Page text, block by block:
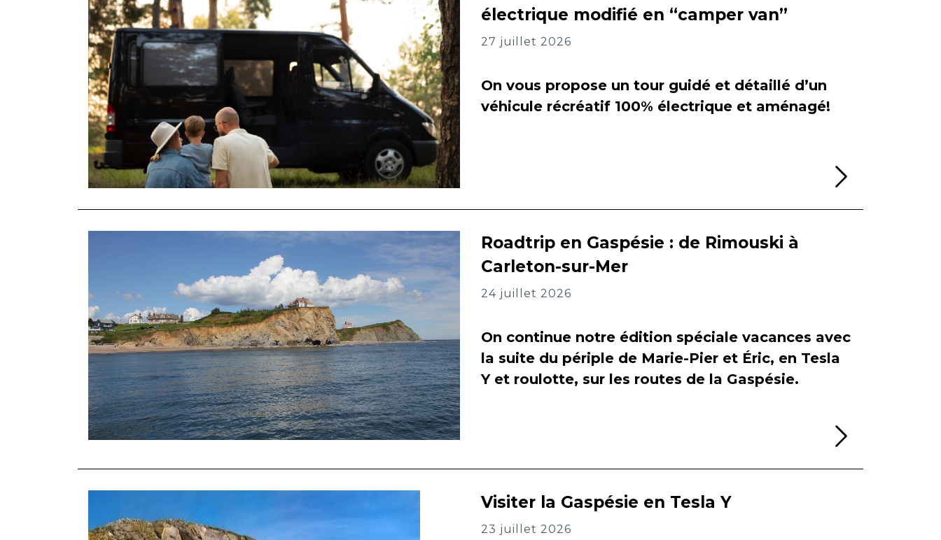
électrique modifié en “camper van”
27 juillet 2026
On vous propose un tour guidé et détaillé d’un
véhicule récréatif 100% électrique et aménagé!
Roadtrip en Gaspésie : de Rimouski à
Carleton-sur-Mer
24 juillet 2026
On continue notre édition spéciale vacances avec
la suite du périple de Marie-Pier et Éric, en Tesla
Y et roulotte, sur les routes de la Gaspésie.
Visiter la Gaspésie en Tesla Y
23 juillet 2026